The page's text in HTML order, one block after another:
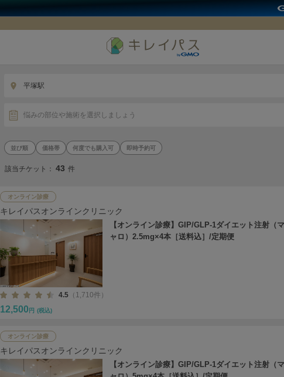
平塚駅
悩みの部位や施術を選択しましょう
価格帯 何度でも購入可 即時予約可
該当チケット：43 件
オンライン診療
キレイパスオンラインクリニック
【オンライン診療】GIP/GLP-1ダイエット注射（
ャロ）2.5mg×4本［送料込］/定期便
4.5 （1,710件）
12,500 円 (税込)
オンライン診療
キレイパスオンラインクリニック
【オンライン診療】GIP/GLP-1ダイエット注射（